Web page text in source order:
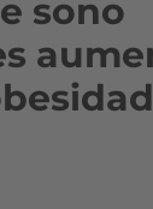
sono